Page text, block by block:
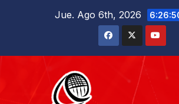
Jue. Ago 6th, 2026